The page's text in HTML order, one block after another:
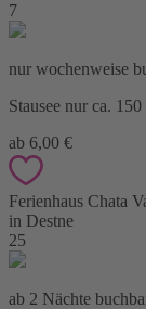
7
nur wochenweise
Stausee nur ca.
ab 6,00 €
Ferienhaus Chata
in Destne
25
ab 2 Nächte